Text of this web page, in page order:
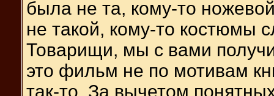
была не та, кому-то
не такой, кому-то костюмы
Товарищи, мы с вами
это фильм не по мотивам
так-то. За вычетом